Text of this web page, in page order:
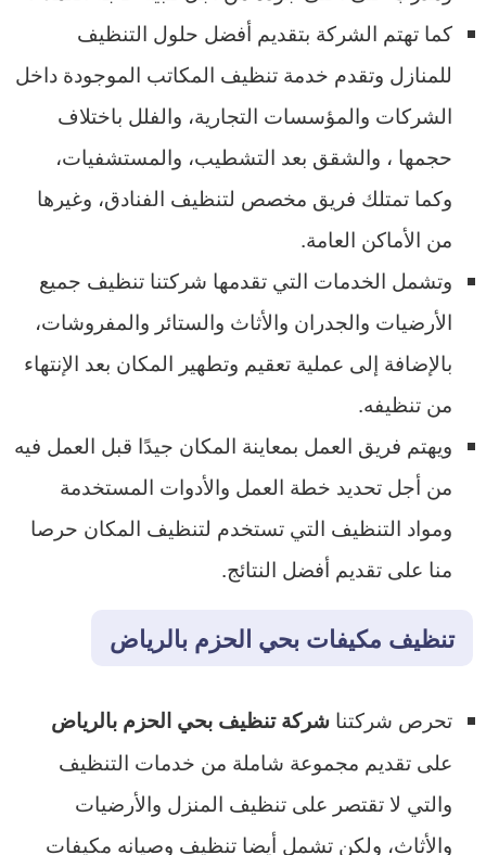
كما تهتم الشركة بتقديم أفضل حلول التنظيف
للمنازل وتقدم خدمة تنظيف المكاتب الموجودة داخل
الشركات والمؤسسات التجارية، والفلل باختلاف
حجمها ، والشقق بعد التشطيب، والمستشفيات،
وكما تمتلك فريق مخصص لتنظيف الفنادق، وغيرها
من الأماكن العامة.
وتشمل الخدمات التي تقدمها شركتنا تنظيف جميع
الأرضيات والجدران والأثاث والستائر والمفروشات،
بالإضافة إلى عملية تعقيم وتطهير المكان بعد الإنتهاء
من تنظيفه.
ويهتم فريق العمل بمعاينة المكان جيدًا قبل العمل فيه
من أجل تحديد خطة العمل والأدوات المستخدمة
ومواد التنظيف التي تستخدم لتنظيف المكان حرصا
منا على تقديم أفضل النتائج.
تنظيف مكيفات بحي الحزم بالرياض
تحرص شركتنا شركة تنظيف بحي الحزم بالرياض
على تقديم مجموعة شاملة من خدمات التنظيف
والتي لا تقتصر على تنظيف المنزل والأرضيات
والأثاث، ولكن تشمل أيضا تنظيف وصيانه مكيفات